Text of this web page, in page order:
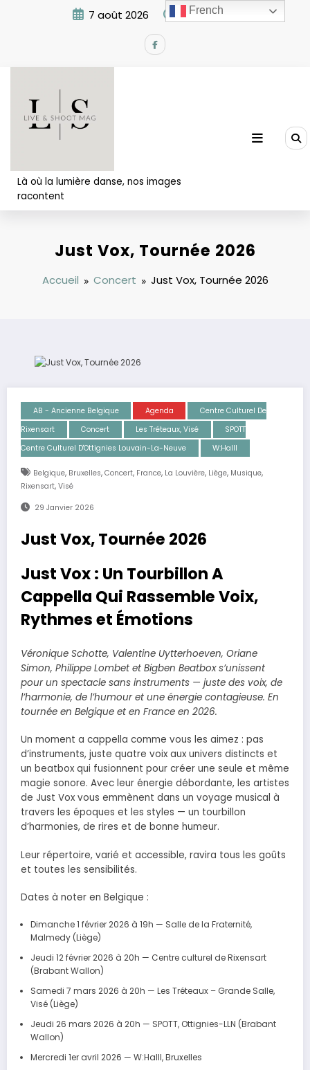
7 août 2026 11:39:00 AM
Là où la lumière danse, nos images
racontent
Just Vox, Tournée 2026
Accueil Concert Just Vox, Tournée 2026
AB - Ancienne Belgique Agenda
Centre Culturel De
Rixensart
Concert Les Tréteaux, Visé
SPOTT
Centre Culturel D'Ottignies Louvain-La-Neuve
W:Halll
Belgique, Bruxelles, Concert, France, La Louvière, Liège, Musique,
Rixensart, Visé
29 Janvier 2026
Just Vox, Tournée 2026
Just Vox : Un Tourbillon A
Cappella Qui Rassemble Voix,
Rythmes et Émotions
Véronique Schotte, Valentine Uytterhoeven, Oriane
Simon, Philippe Lombet et Bigben Beatbox s’unissent
pour un spectacle sans instruments — juste des voix, de
l’harmonie, de l’humour et une énergie contagieuse. En
tournée en Belgique et en France en 2026.
Un moment a cappella comme vous les aimez : pas
d’instruments, juste quatre voix aux univers distincts et
un beatbox qui fusionnent pour créer une seule et même
magie sonore. Avec leur énergie débordante, les artistes
de Just Vox vous emmènent dans un voyage musical à
travers les époques et les styles — un tourbillon
d’harmonies, de rires et de bonne humeur.
Leur répertoire, varié et accessible, ravira tous les goûts
et toutes les sensibilités.
Dates à noter en Belgique :
Dimanche 1 février 2026 à 19h — Salle de la Fraternité,
Malmedy (Liège)
Jeudi 12 février 2026 à 20h — Centre culturel de Rixensart
(Brabant Wallon)
Samedi 7 mars 2026 à 20h — Les Tréteaux – Grande Salle,
Visé (Liège)
Jeudi 26 mars 2026 à 20h — SPOTT, Ottignies-LLN (Brabant
Wallon)
Mercredi 1er avril 2026 — W:Halll, Bruxelles
French